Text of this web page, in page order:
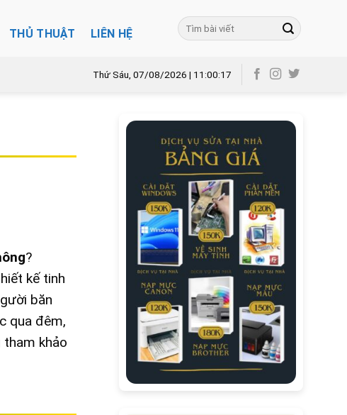
THỦ THUẬT LIÊN HỆ
Thứ Sáu, 07/08/2026 | 11:00:18
?
kế tinh
băn
qua đêm,
tham khảo